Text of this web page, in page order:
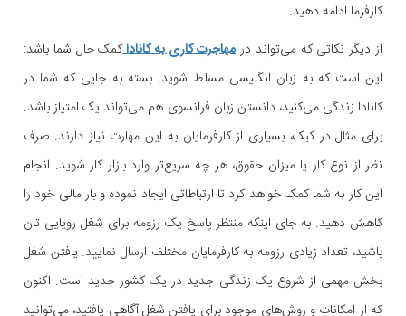
کارفرما ادامه دهید.
از دیگر نکاتی که می‌تواند درمهاجرت کاری به کاناداکمک حال شما باشد:
این است که به زبان انگلیسی مسلط شوید. بسته به جایی که شما در
کانادا زندگی می‌کنید، دانستن زبان فرانسوی هم می‌تواند یک امتیاز باشد.
برای مثال در کبک، بسیاری از کارفرمایان به این مهارت نیاز دارند. صرف
نظر از نوع کار یا میزان حقوق، هر چه سریع‌تر وارد بازار کار شوید. انجام
این کار به شما کمک خواهد کرد تا ارتباطاتی ایجاد نموده و بار مالی خود را
کاهش دهید. به جای اینکه منتظر پاسخ یک رزومه برای شغل رویایی تان
باشید، تعداد زیادی رزومه به کارفرمایان مختلف ارسال نمایید. یافتن شغل
بخش مهمی از شروع یک زندگی جدید در یک کشور جدید است. اکنون
که از امکانات و روش‌های موجود برای یافتن شغل آگاهی یافتید، می‌توانید